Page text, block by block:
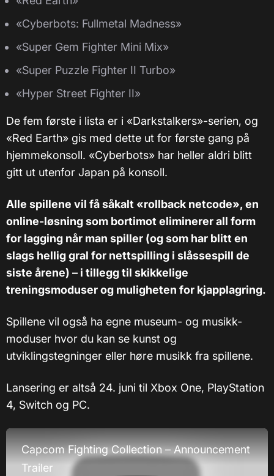
«Cyberbots: Fullmetal Madness»
«Super Gem Fighter Mini Mix»
«Super Puzzle Fighter II Turbo»
«Hyper Street Fighter II»
De fem første i lista er i «Darkstalkers»-serien, og
«Red Earth» gis med dette ut for første gang på
hjemmekonsoll. «Cyberbots» har heller aldri blitt
gitt ut utenfor Japan på konsoll.
Alle spillene vil få såkalt «rollback netcode», en
online-løsning som bortimot eliminerer all form
for lagging når man spiller (og som har blitt en
slags hellig gral for nettspilling i slåssespill de
siste årene) – i tillegg til skikkelige
treningsmoduser og muligheten for kjapplagring.
Spillene vil også ha egne museum- og musikk-
moduser hvor du kan se kunst og
utviklingstegninger eller høre musikk fra spillene.
Lansering er altså 24. juni til Xbox One, PlayStation
4, Switch og PC.
Capcom Fighting Collection – Announcement
Trailer